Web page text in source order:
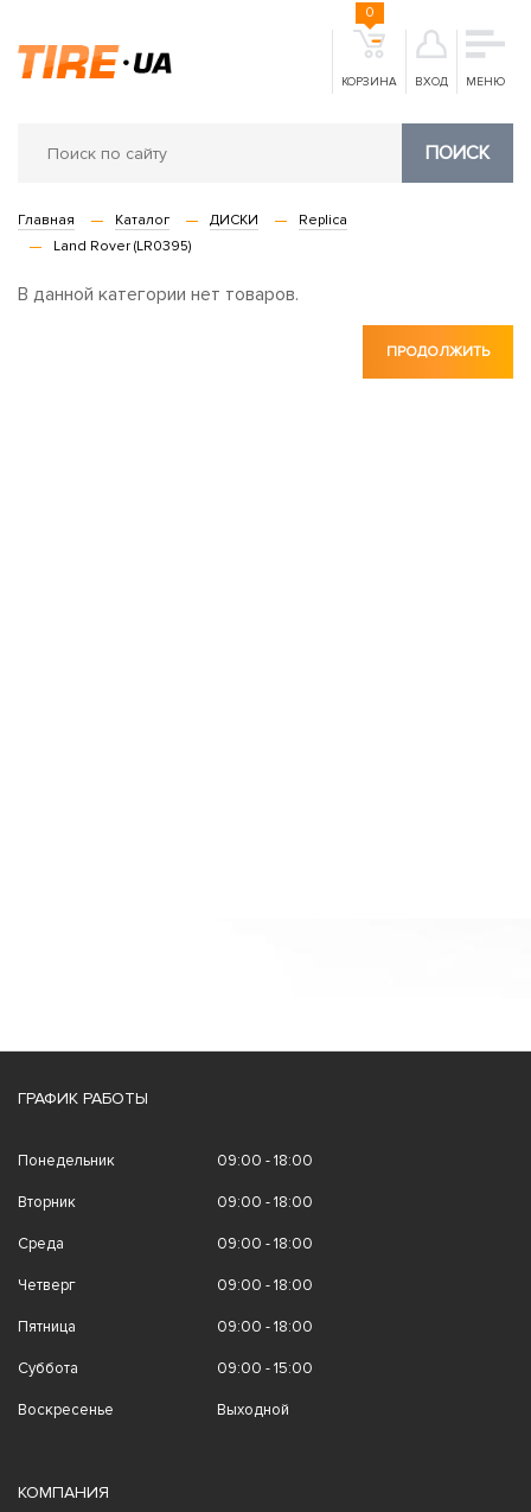
КОРЗИНА
0
ВХОД МЕНЮ
ПОИСК
Главная Каталог ДИСКИ
Replica
Land Rover (LR0395)
В данной категории нет товаров.
ПРОДОЛЖИТЬ
ГРАФИК РАБОТЫ
Понедельник 09:00 - 18:00
Вторник 09:00 - 18:00
Среда 09:00 - 18:00
Четверг 09:00 - 18:00
Пятница 09:00 - 18:00
Суббота 09:00 - 15:00
Воскресенье Выходной
КОМПАНИЯ